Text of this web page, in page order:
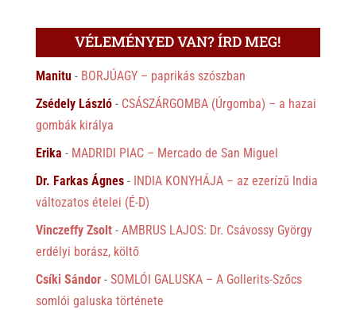
VÉLEMÉNYED VAN? ÍRD MEG!
Manitu- BORJÚAGY – paprikás szószban
Zsédely László- CSÁSZÁRGOMBA (Úrgomba) – a hazai
gombák királya
Erika - MADRIDI PIAC – Mercado de San Miguel
Dr. Farkas Ágnes- INDIA KONYHÁJA – az ezerízű India
változatos ételei (É-D)
Vinczeffy Zsolt- AMBRUS LAJOS: Dr. Csávossy György
erdélyi borász, költő
Csíki Sándor- SOMLÓI GALUSKA – A Gollerits-Szőcs
somlói galuska története